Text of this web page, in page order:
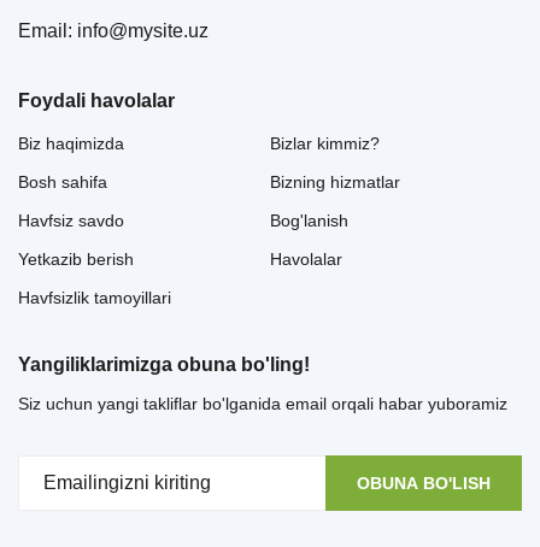
Email: info@mysite.uz
Foydali havolalar
Biz haqimizda
Bosh sahifa
Havfsiz savdo
Yetkazib berish
Havfsizlik tamoyillari
Bizlar kimmiz?
Bizning hizmatlar
Bog'lanish
Havolalar
Yangiliklarimizga obuna bo'ling!
Siz uchun yangi takliflar bo'lganida email orqali habar yuboramiz
OBUNA BO'LISH